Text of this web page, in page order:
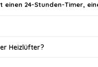
24-Stunden-Timer,
Heizlüfter?